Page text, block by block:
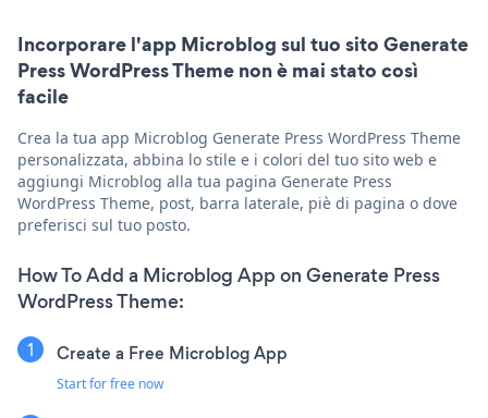
Incorporare l'app Microblog sul tuo sito Generate
Press WordPress Theme non è mai stato così
facile
Crea la tua app Microblog Generate Press WordPress Theme
personalizzata, abbina lo stile e i colori del tuo sito web e
aggiungi Microblog alla tua pagina Generate Press
WordPress Theme, post, barra laterale, piè di pagina o dove
preferisci sul tuo posto.
How To Add a Microblog App on Generate Press
WordPress Theme:
Create a Free Microblog App
Start for free now